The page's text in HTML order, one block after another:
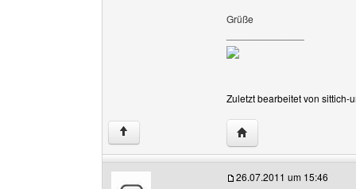
Grüße
Zuletzt bearbeitet von sittich-
↑ Website dieses
26.07.2011 um 15:46